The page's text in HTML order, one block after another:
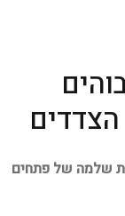
שלמה של פתחים